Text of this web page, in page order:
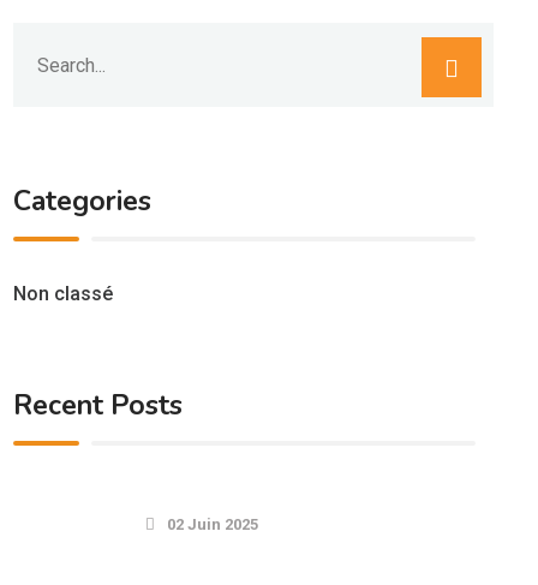
Categories
Non classé
Recent Posts
02 Juin 2025